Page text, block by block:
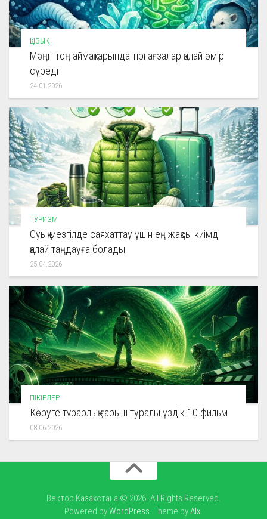
ҚЫЗЫҚ
Мәңгі тоң аймақтарында тірі ағзалар қалай өмір
сүреді
24.01.2026
ТУРИЗМ
Суық мезгілде саяхаттау үшін ең жақсы киімді
қалай таңдауға болады
25.04.2026
ПІКІРЛЕР
Көруге тұрарлық ғарыш туралы үздік 10 фильм
08.06.2026
Вектор Казахстана © 2026. All Rights Reserved.
Powered byWordPress. Theme byAlx.